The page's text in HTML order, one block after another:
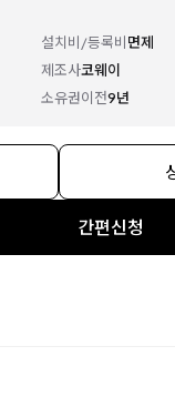
설치비/등록비면제
제조사코웨이
소유권이전9년
간편신청